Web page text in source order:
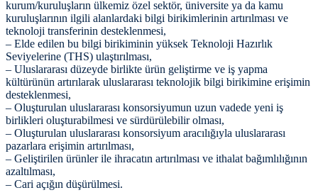
kurum/kuruluşların ülkemiz özel sektör, üniversite ya da kamu
kuruluşlarının ilgili alanlardaki bilgi birikimlerinin artırılması ve
teknoloji transferinin desteklenmesi,
– Elde edilen bu bilgi birikiminin yüksek Teknoloji Hazırlık
Seviyelerine (THS) ulaştırılması,
– Uluslararası düzeyde birlikte ürün geliştirme ve iş yapma
kültürünün artırılarak uluslararası teknolojik bilgi birikimine erişimin
desteklenmesi,
– Oluşturulan uluslararası konsorsiyumun uzun vadede yeni iş
birlikleri oluşturabilmesi ve sürdürülebilir olması,
– Oluşturulan uluslararası konsorsiyum aracılığıyla uluslararası
pazarlara erişimin artırılması,
– Geliştirilen ürünler ile ihracatın artırılması ve ithalat bağımlılığının
azaltılması,
– Cari açığın düşürülmesi.